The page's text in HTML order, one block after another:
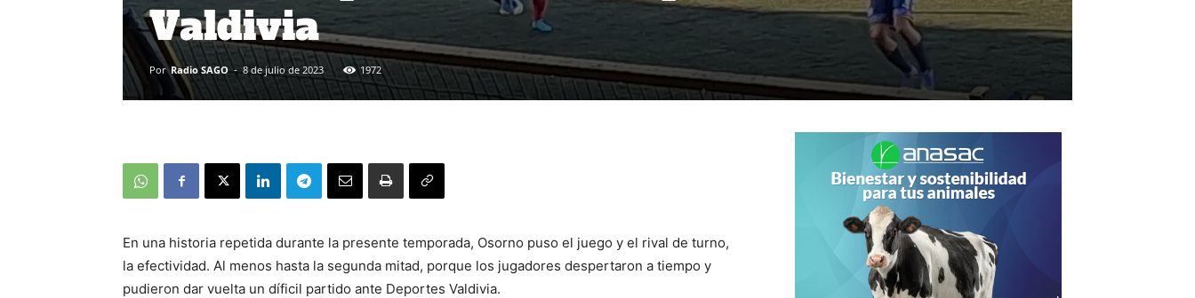
Valdivia
Por Radio SAGO - 8 de julio de 2023 1972
En una historia repetida durante la presente temporada, Osorno puso el juego y el rival de turno,
la efectividad. Al menos hasta la segunda mitad, porque los jugadores despertaron a tiempo y
pudieron dar vuelta un díficil partido ante Deportes Valdivia.